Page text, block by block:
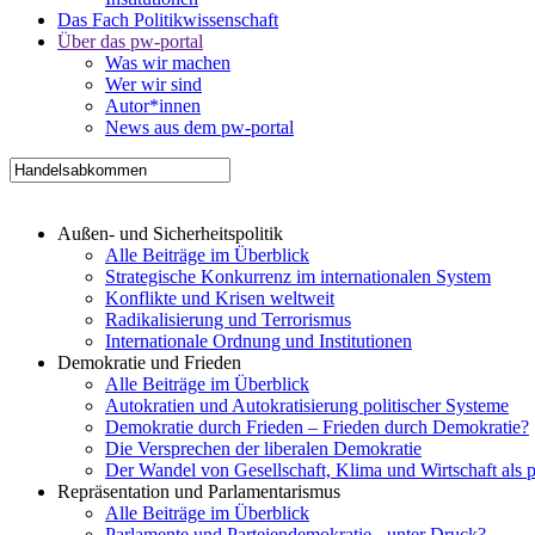
Das Fach Politikwissenschaft
Über das pw-portal
Was wir machen
Wer wir sind
Autor*innen
News aus dem pw-portal
Außen- und Sicherheitspolitik
Alle Beiträge im Überblick
Strategische Konkurrenz im internationalen System
Konflikte und Krisen weltweit
Radikalisierung und Terrorismus
Internationale Ordnung und Institutionen
Demokratie und Frieden
Alle Beiträge im Überblick
Autokratien und Autokratisierung politischer Systeme
Demokratie durch Frieden – Frieden durch Demokratie?
Die Versprechen der liberalen Demokratie
Der Wandel von Gesellschaft, Klima und Wirtschaft als
Repräsentation und Parlamentarismus
Alle Beiträge im Überblick